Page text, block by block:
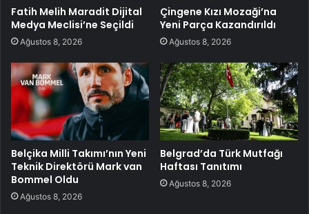
Fatih Melih Maradit Dijital
Medya Meclisi’ne Seçildi
Ağustos 8, 2026
Çingene Kızı Mozaği’na
Yeni Parça Kazandırıldı
Ağustos 8, 2026
Belçika Milli Takımı’nın Yeni
Teknik Direktörü Mark van
Bommel Oldu
Ağustos 8, 2026
Belgrad’da Türk Mutfağı
Haftası Tanıtımı
Ağustos 8, 2026